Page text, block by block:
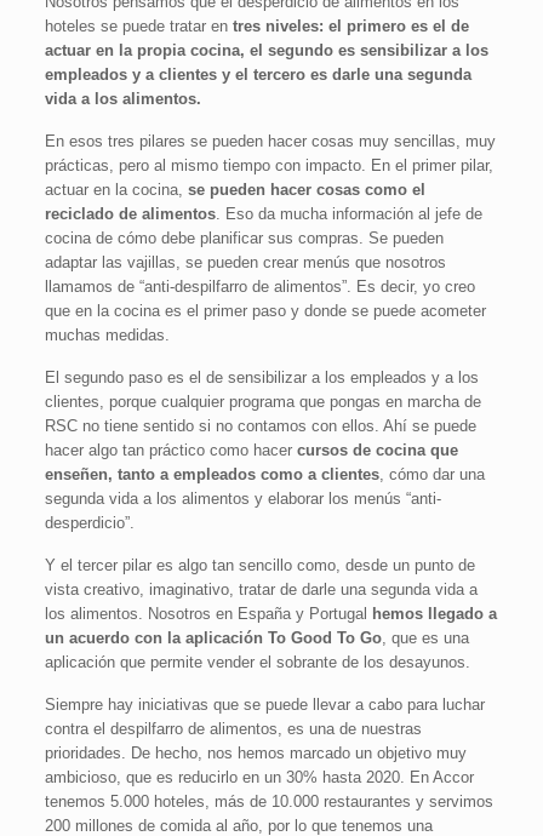
hoteles se puede tratar entres niveles: el primero es el de
actuar en la propia cocina, el segundo es sensibilizar a los
empleados y a clientes y el tercero es darle una segunda
vida a los alimentos.
En esos tres pilares se pueden hacer cosas muy sencillas, muy
prácticas, pero al mismo tiempo con impacto. En el primer pilar,
actuar en la cocina,se pueden hacer cosas como el
reciclado de alimentos. Eso da mucha información al jefe de
cocina de cómo debe planificar sus compras. Se pueden
adaptar las vajillas, se pueden crear menús que nosotros
llamamos de “anti-despilfarro de alimentos”. Es decir, yo creo
que en la cocina es el primer paso y donde se puede acometer
muchas medidas.
El segundo paso es el de sensibilizar a los empleados y a los
clientes, porque cualquier programa que pongas en marcha de
RSC no tiene sentido si no contamos con ellos. Ahí se puede
hacer algo tan práctico como hacercursos de cocina que
enseñen, tanto a empleados como a clientes, cómo dar una
segunda vida a los alimentos y elaborar los menús “anti-
desperdicio”.
Y el tercer pilar es algo tan sencillo como, desde un punto de
vista creativo, imaginativo, tratar de darle una segunda vida a
los alimentos. Nosotros en España y Portugal hemos llegado a
un acuerdo con la aplicación To Good To Go, que es una
aplicación que permite vender el sobrante de los desayunos.
Siempre hay iniciativas que se puede llevar a cabo para luchar
contra el despilfarro de alimentos, es una de nuestras
prioridades. De hecho, nos hemos marcado un objetivo muy
ambicioso, que es reducirlo en un 30% hasta 2020. En Accor
tenemos 5.000 hoteles, más de 10.000 restaurantes y servimos
200 millones de comida al año, por lo que tenemos una